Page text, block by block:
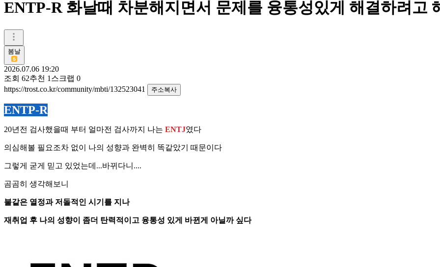
ENTP-R 화날때 차분해지면서 문제를 융통성있게 해결하려고
봄날
2026.07.06 19:20
조회 62추천 1 스크랩 0
https://trost.co.kr/community/mbti/132523041
주소복사
ENTP-R
20년전 검사했을때 부터 얼마전 검사까지 나는 ENTJ였다
의심해볼 필요조차 없이 나의 성향과 완벽히 똑같았기 때문이다
그렇게 굳게 믿고 있었는데...바뀌다니....
곰곰히 생각해보니
불같은 열정과 저돌적인 시기를 지나
재취업 후 나의 성향이 좀더 탄력적이고 융통성 있게 바뀐게 아닐까 싶다